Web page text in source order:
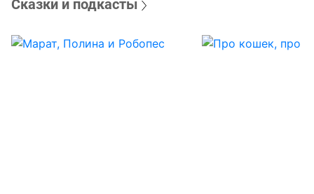
Сказки и подкасты